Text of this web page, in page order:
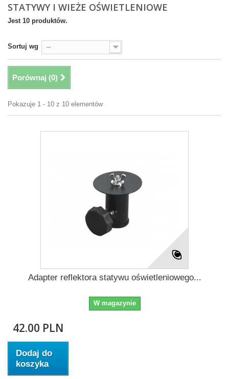
STATYWY I WIEŻE OŚWIETLENIOWE
Jest 10 produktów.
Sortuj wg --
Porównaj (0)
Pokazuje 1 - 10 z 10 elementów
Adapter reflektora statywu oświetleniowego...
W magazynie
42.00 PLN
Dodaj do
koszyka